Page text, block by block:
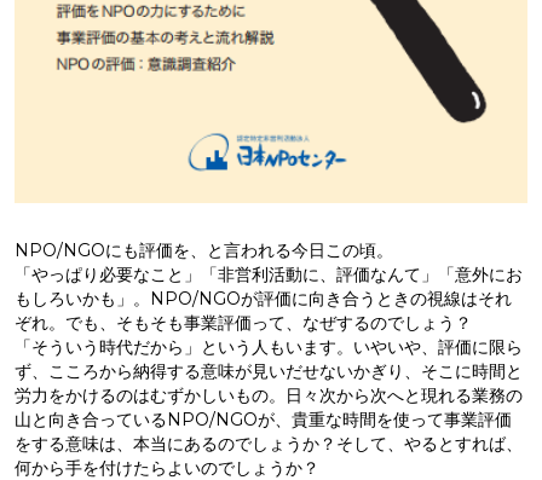
NPO/NGOにも評価を、と言われる今日この頃。
「やっぱり必要なこと」「非営利活動に、評価なんて」「意外にお
もしろいかも」。NPO/NGOが評価に向き合うときの視線はそれ
ぞれ。でも、そもそも事業評価って、なぜするのでしょう？
「そういう時代だから」という人もいます。いやいや、評価に限ら
ず、こころから納得する意味が見いだせないかぎり、そこに時間と
労力をかけるのはむずかしいもの。日々次から次へと現れる業務の
山と向き合っているNPO/NGOが、貴重な時間を使って事業評価
をする意味は、本当にあるのでしょうか？そして、やるとすれば、
何から手を付けたらよいのでしょうか？